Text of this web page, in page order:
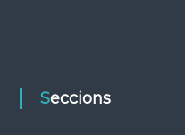
Seccions